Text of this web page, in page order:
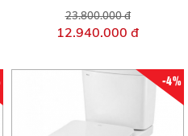
23.800.000 đ
12.940.000 đ
-4%